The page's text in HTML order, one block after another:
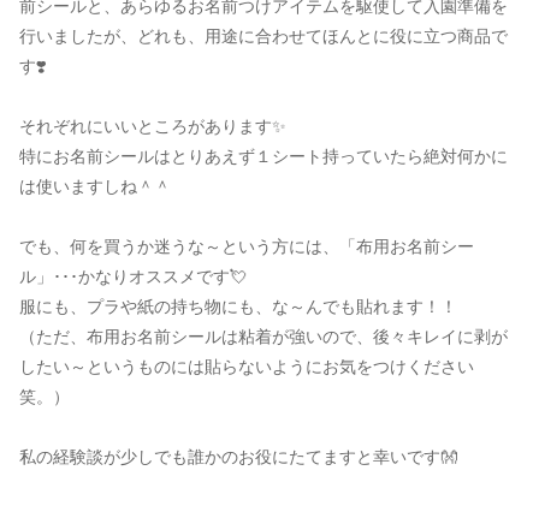
前シールと、あらゆるお名前つけアイテムを駆使して入園準備を
行いましたが、どれも、用途に合わせてほんとに役に立つ商品で
す❣️
それぞれにいいところがあります✨️
特にお名前シールはとりあえず１シート持っていたら絶対何かに
は使いますしね＾＾
でも、何を買うか迷うな～という方には、「布用お名前シー
ル」･･･かなりオススメです💘
服にも、プラや紙の持ち物にも、な～んでも貼れます！！
（ただ、布用お名前シールは粘着が強いので、後々キレイに剥が
したい～というものには貼らないようにお気をつけください
笑。）
私の経験談が少しでも誰かのお役にたてますと幸いです👐